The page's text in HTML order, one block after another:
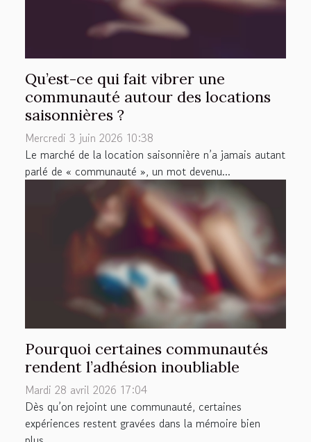
Qu’est-ce qui fait vibrer une
communauté autour des locations
saisonnières ?
Mercredi 3 juin 2026 10:38
Le marché de la location saisonnière n’a jamais autant
parlé de « communauté », un mot devenu...
Pourquoi certaines communautés
rendent l’adhésion inoubliable
Mardi 28 avril 2026 17:04
Dès qu’on rejoint une communauté, certaines
expériences restent gravées dans la mémoire bien